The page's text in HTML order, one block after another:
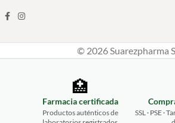
© 2026 Suarezpharma
🏥
Farmacia certificada
Productos auténticos de
SSL · PSE ·